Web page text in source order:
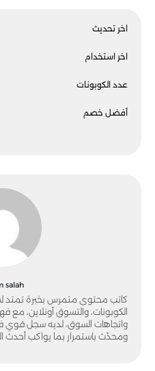
اخر تحديث
اخر استخدام
عدد الكوبونات
أفضل خصم
salah
كاتب محتوى متمرس بخبرة تمتد
الكوبونات، والتسوق أونلاين،
واتجاهات السوق، لديه سجل قوي
ومحدّث باستمرار بما يواكب أحدث